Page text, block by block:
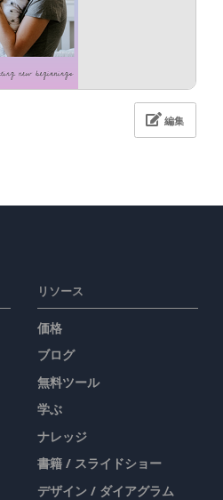
編集
リソース
価格
ブログ
無料ツール
学ぶ
ナレッジ
書籍 / スライドショー
デザイン / ダイアグラム